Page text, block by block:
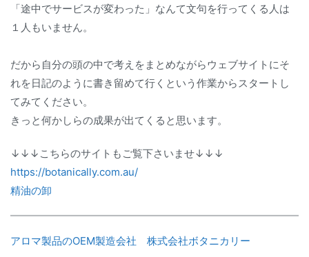
「途中でサービスが変わった」なんて文句を行ってくる人は
１人もいません。
だから自分の頭の中で考えをまとめながらウェブサイトにそ
れを日記のように書き留めて行くという作業からスタートし
てみてください。
きっと何かしらの成果が出てくると思います。
↓↓↓こちらのサイトもご覧下さいませ↓↓↓
https://botanically.com.au/
精油の卸
アロマ製品のOEM製造会社 株式会社ボタニカリー